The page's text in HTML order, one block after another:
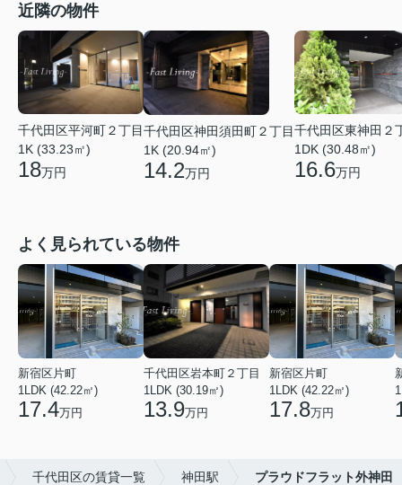
近隣の物件
千代田区平河町２丁目
1K (33.23㎡)
18万円
千代田区神田須田町２丁目
1K (20.94㎡)
14.2万円
千代田区東神田２
1DK (30.48㎡)
16.6万円
よく見られている物件
新宿区片町
1LDK (42.22㎡)
17.4万円
千代田区岩本町２丁目
1LDK (30.19㎡)
13.9万円
新宿区片町
1LDK (42.22㎡)
17.8万円
千代田区の賃貸一覧 神田駅 プラウドフラット外神田